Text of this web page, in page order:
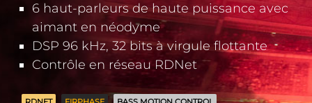
6 haut-parleurs de haute puissance avec
aimant en néodyme
DSP 96 kHz, 32 bits à virgule flottante
Contrôle en réseau RDNet